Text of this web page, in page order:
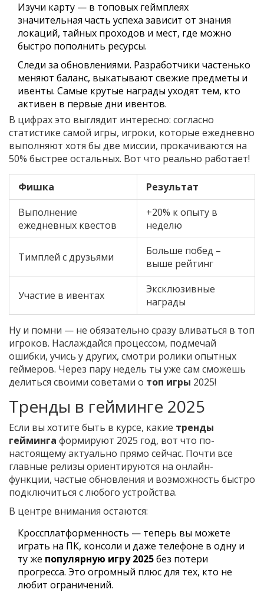
Изучи карту — в топовых геймплеях
значительная часть успеха зависит от знания
локаций, тайных проходов и мест, где можно
быстро пополнить ресурсы.
Следи за обновлениями. Разработчики частенько
меняют баланс, выкатывают свежие предметы и
ивенты. Самые крутые награды уходят тем, кто
активен в первые дни ивентов.
В цифрах это выглядит интересно: согласно
статистике самой игры, игроки, которые ежедневно
выполняют хотя бы две миссии, прокачиваются на
50% быстрее остальных. Вот что реально работает!
Фишка
Результат
Выполнение
ежедневных квестов
+20% к опыту в
неделю
Тимплей с друзьями
Больше побед –
выше рейтинг
Участие в ивентах
Эксклюзивные
награды
Ну и помни — не обязательно сразу вливаться в топ
игроков. Наслаждайся процессом, подмечай
ошибки, учись у других, смотри ролики опытных
геймеров. Через пару недель ты уже сам сможешь
делиться своими советами о топ игры 2025!
Тренды в гейминге 2025
Если вы хотите быть в курсе, какие тренды
гейминга формируют 2025 год, вот что по-
настоящему актуально прямо сейчас. Почти все
главные релизы ориентируются на онлайн-
функции, частые обновления и возможность быстро
подключиться с любого устройства.
В центре внимания остаются:
Кроссплатформенность — теперь вы можете
играть на ПК, консоли и даже телефоне в одну и
ту же популярную игру 2025без потери
прогресса. Это огромный плюс для тех, кто не
любит ограничений.